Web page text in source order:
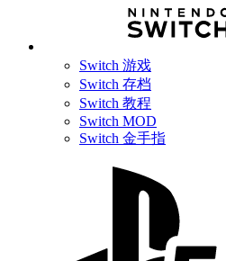
Switch 游戏
Switch 存档
Switch 教程
Switch MOD
Switch 金手指